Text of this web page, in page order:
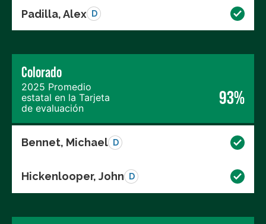
Padilla, Alex D
Colorado
2025 Promedio
estatal en la Tarjeta
de evaluación
93%
Bennet, Michael D
Hickenlooper, John D